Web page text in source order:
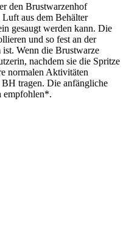
den Brustwarzenhof
aus dem Behälter
gesaugt werden kann. Die
und so fest an der
ist. Wenn die Brustwarze
nachdem sie die Spritze
normalen Aktivitäten
tragen. Die anfängliche
empfohlen*.